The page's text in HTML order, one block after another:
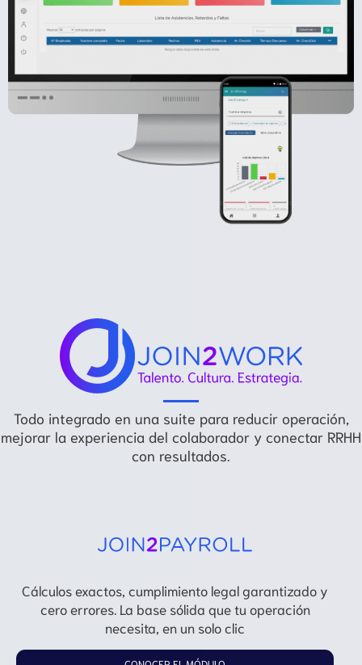
Todo integrado en una suite para reducir operación,
mejorar la experiencia del colaborador y conectar RRHH
con resultados.
Cálculos exactos, cumplimiento legal garantizado y
cero errores. La base sólida que tu operación
necesita, en un solo clic